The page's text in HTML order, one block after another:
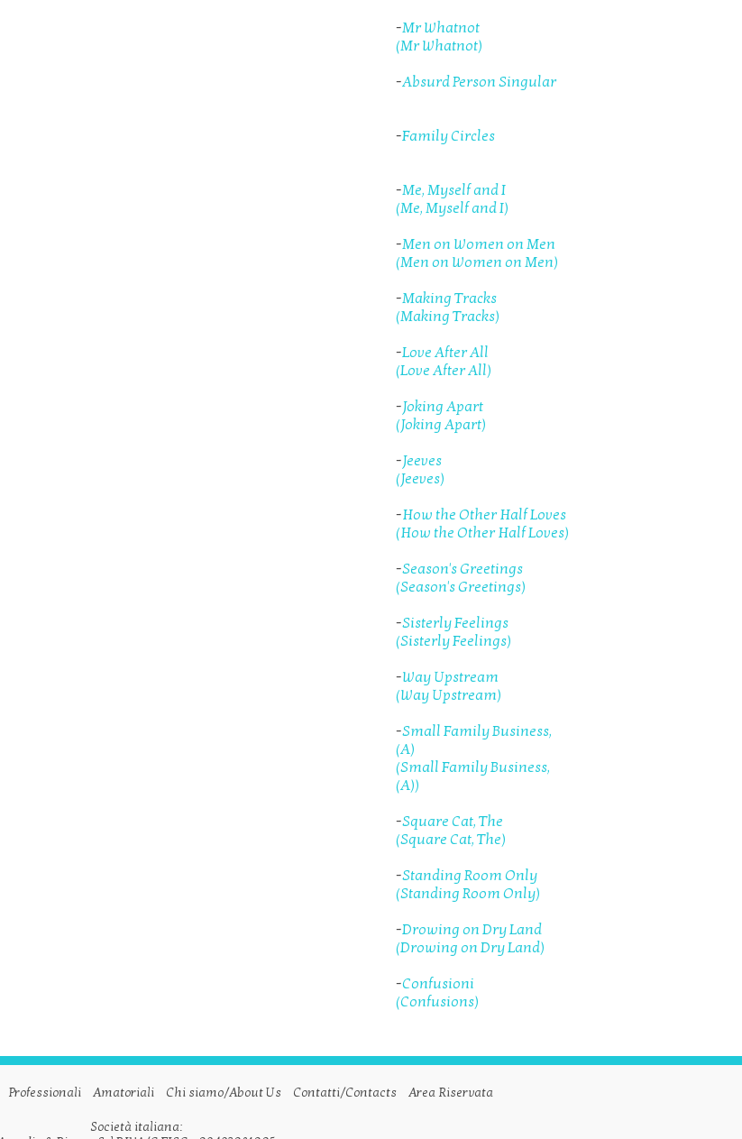
-Mr Whatnot
(Mr Whatnot)
-Absurd Person Singular
-Family Circles
-Me, Myself and I
(Me, Myself and I)
-Men on Women on Men
(Men on Women on Men)
-Making Tracks
(Making Tracks)
-Love After All
(Love After All)
-Joking Apart
(Joking Apart)
-Jeeves
(Jeeves)
-How the Other Half Loves
(How the Other Half Loves)
-Season's Greetings
(Season's Greetings)
-Sisterly Feelings
(Sisterly Feelings)
-Way Upstream
(Way Upstream)
-Small Family Business,
(A)
(Small Family Business,
(A))
-Square Cat, The
(Square Cat, The)
-Standing Room Only
(Standing Room Only)
-Drowing on Dry Land
(Drowing on Dry Land)
-Confusioni
(Confusions)
Professionali Amatoriali Chi siamo/About Us Contatti/Contacts Area Riservata
Società italiana: